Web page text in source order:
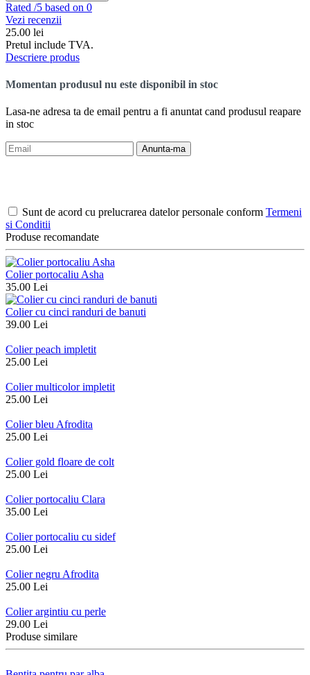
Rated /5 based on 0
Vezi recenzii
25.00 lei
Pretul include TVA.
Descriere produs
Momentan produsul nu este disponibil in stoc
Lasa-ne adresa ta de email pentru a fi anuntat cand produsul reapare
in stoc
Anunta-ma
Sunt de acord cu prelucrarea datelor personale conform Termeni
si Conditii
Produse recomandate
Colier portocaliu Asha
35.00 Lei
Colier cu cinci randuri de banuti
39.00 Lei
Colier peach impletit
25.00 Lei
Colier multicolor impletit
25.00 Lei
Colier bleu Afrodita
25.00 Lei
Colier gold floare de colt
25.00 Lei
Colier portocaliu Clara
35.00 Lei
Colier portocaliu cu sidef
25.00 Lei
Colier negru Afrodita
25.00 Lei
Colier argintiu cu perle
29.00 Lei
Produse similare